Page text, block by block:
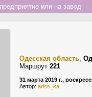
или на завод
Одесская область,
Маршрут 221
31 марта 2019 г.,
Автор: ariss_ka